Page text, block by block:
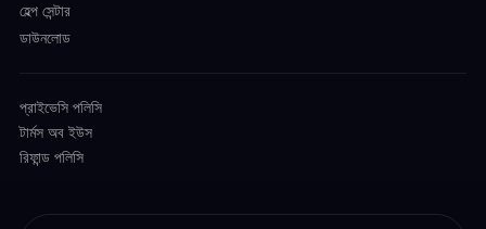
হেল্প সেন্টার
ডাউনলোড
প্রাইভেসি পলিসি
টার্মস অব ইউস
রিফান্ড পলিসি